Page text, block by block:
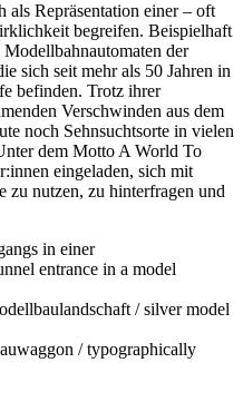
als Repräsentation einer – oft
begreifen. Beispielhaft
der
sich seit mehr als 50 Jahren in
befinden. Trotz ihrer
Verschwinden aus dem
noch Sehnsuchtsorte in vielen
dem Motto A World To
eingeladen, sich mit
zu nutzen, zu hinterfragen und